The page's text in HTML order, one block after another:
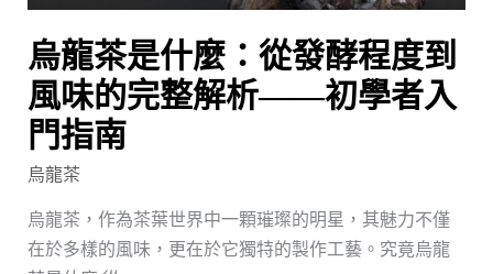
烏龍茶是什麼：從發酵程度到
風味的完整解析——初學者入
門指南
烏龍茶
烏龍茶，作為茶葉世界中一顆璀璨的明星，其魅力不僅
在於多樣的風味，更在於它獨特的製作工藝。究竟烏龍
到
風
味
的
完
整
解
析